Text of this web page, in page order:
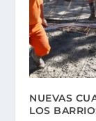
NUEVAS
LOS